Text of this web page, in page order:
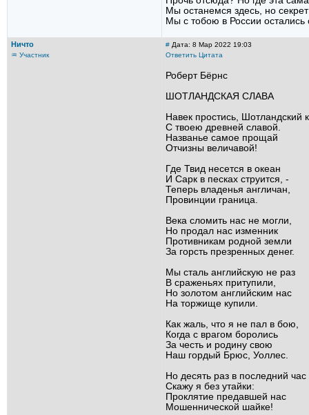
Мы останемся здесь, но
Мы с тобою в России остались
Ничто
♒ Участник
# Дата: 8 Мар 2022 19:03
Ответить Цитата
Роберт Бёрнс
ШОТЛАНДСКАЯ СЛАВА
Навек простись, Шотландский
С твоею древней славой.
Названье самое прощай
Отчизны величавой!
Где Твид несется в океан
И Сарк в песках струится, -
Теперь владенья англичан,
Провинции граница.
Века сломить нас не могли,
Но продал нас изменник
Противникам родной земли
За горсть презренных денег.
Мы сталь английскую не раз
В сраженьях притупили,
Но золотом английским нас
На торжище купили.
Как жаль, что я не пал в бою,
Когда с врагом боролись
За честь и родину свою
Наш гордый Брюс, Уоллес.
Но десять раз в последний час
Скажу я без утайки:
Проклятие предавшей нас
Мошеннической шайке!